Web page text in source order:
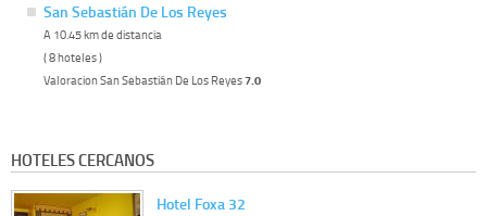
San Sebastián De Los Reyes
A 10.45 km de distancia
( 8 hoteles )
Valoracion San Sebastián De Los Reyes7.0
HOTELES CERCANOS
Hotel Foxa 32